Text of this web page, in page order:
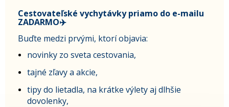
Cestovateľské vychytávky priamo do e-mailu
ZADARMO✈️
Buďte medzi prvými, ktorí objavia:
novinky zo sveta cestovania,
tajné zľavy a akcie,
tipy do lietadla, na krátke výlety aj dlhšie
dovolenky,